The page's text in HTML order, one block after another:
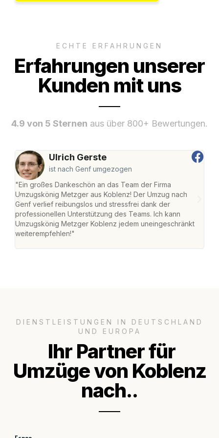
ECHTE ERFAHRUNGEN
Erfahrungen unserer
Kunden mit uns
4.9 von 5 Sternen aus über 800+ Bewertungen.
Ulrich Gerste
ist nach Genf umgezogen
"Ein großes Dankeschön an das Team der Firma
Umzugskönig Metzger aus Koblenz! Der Umzug nach
Genf verlief reibungslos und stressfrei dank der
professionellen Unterstützung des Teams. Ich kann
Umzugskönig Metzger Koblenz jedem uneingeschränkt
weiterempfehlen!"
DIENSTLEISTUNGEN IN DEUTSCHLAND
UND EUROPA
Ihr Partner für
Umzüge von Koblenz
nach..